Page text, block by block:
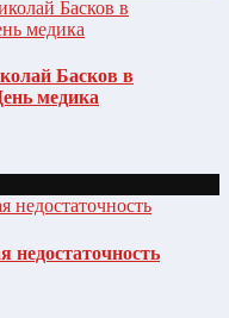
Басков в
медика
недостаточность